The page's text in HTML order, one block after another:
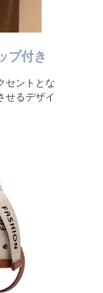
プ付き
セントとな
せるデザイ